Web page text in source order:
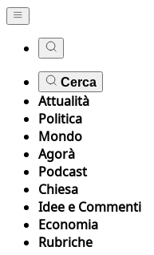
Cerca
Attualità
Politica
Mondo
Agorà
Podcast
Chiesa
Idee e Commenti
Economia
Rubriche